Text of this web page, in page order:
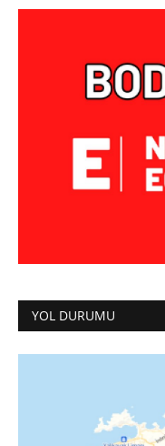
YOL DURUMU